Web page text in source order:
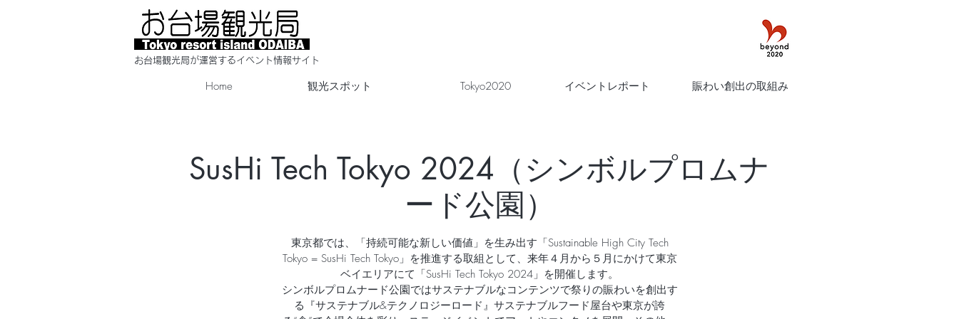
​お台場観光局が運営するイベント情報サイト
Home 観光スポット Tokyo2020 イベントレポート 賑わい創出の取組み
SusHi Tech Tokyo 2024（シンボルプロムナ
ード公園）
東京都では、「持続可能な新しい価値」を生み出す「Sustainable High City Tech
Tokyo = SusHi Tech Tokyo」を推進する取組として、来年４月から５月にかけて東京
ベイエリアにて「SusHi Tech Tokyo 2024」を開催します。
シンボルプロムナード公園ではサステナブルなコンテンツで祭りの賑わいを創出す
る『サステナブル&テクノロジーロード』サステナブルフード屋台や東京が誇